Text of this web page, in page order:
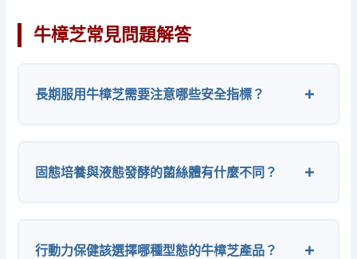
牛樟芝常見問題解答
長期服用牛樟芝需要注意哪些安全指標？
固態培養與液態發酵的菌絲體有什麼不同？
行動力保健該選擇哪種型態的牛樟芝產品？